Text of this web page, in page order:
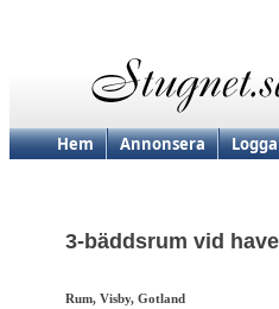
Hem Annonsera
3-bäddsrum vid
Rum, Visby, Gotland